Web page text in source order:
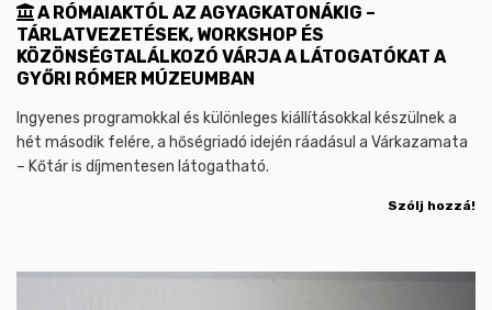
A RÓMAIAKTÓL AZ AGYAGKATONÁKIG –
TÁRLATVEZETÉSEK, WORKSHOP ÉS
KÖZÖNSÉGTALÁLKOZÓ VÁRJA A LÁTOGATÓKAT A
GYŐRI RÓMER MÚZEUMBAN
Ingyenes programokkal és különleges kiállításokkal készülnek a
hét második felére, a hőségriadó idején ráadásul a Várkazamata
– Kőtár is díjmentesen látogatható.
Szólj hozzá!